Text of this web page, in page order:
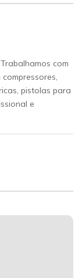
com
pistolas para
e